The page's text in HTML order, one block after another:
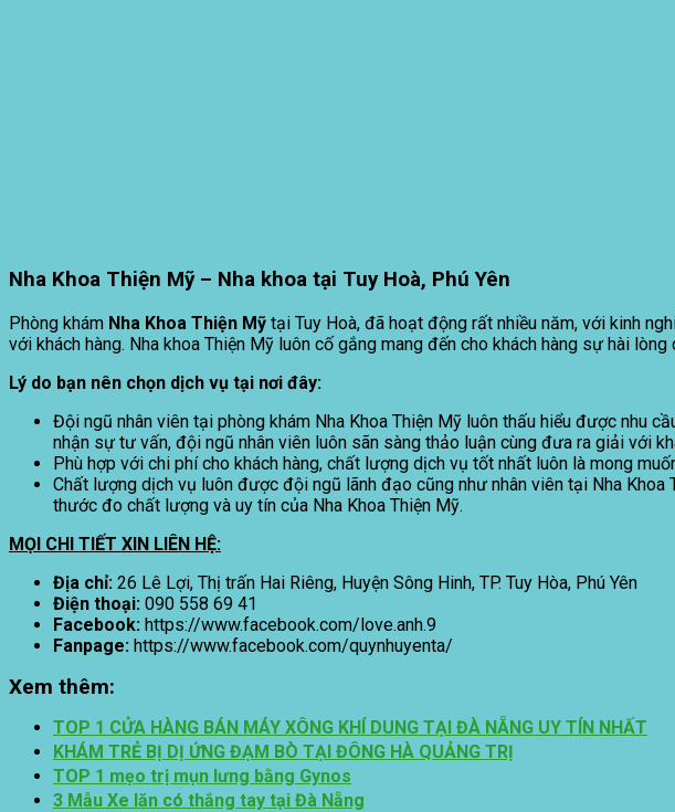
Nha Khoa Thiện Mỹ – Nha khoa tại Tuy Hoà, Phú Yên
Phòng khám Nha Khoa Thiện Mỹ tại Tuy Hoà, đã hoạt động rất nhiều năm, với kinh
với khách hàng. Nha khoa Thiện Mỹ luôn cố gắng mang đến cho khách hàng sự hài
Lý do bạn nên chọn dịch vụ tại nơi đây:
Đội ngũ nhân viên tại phòng khám Nha Khoa Thiện Mỹ luôn thấu hiểu được nhu
nhận sự tư vấn, đội ngũ nhân viên luôn sãn sàng thảo luận cùng đưa ra giải với
Phù hợp với chi phí cho khách hàng, chất lượng dịch vụ tốt nhất luôn là mong
Chất lượng dịch vụ luôn được đội ngũ lãnh đạo cũng như nhân viên tại Nha
thước đo chất lượng và uy tín của Nha Khoa Thiện Mỹ.
MỌI CHI TIẾT XIN LIÊN HỆ:
Địa chỉ: 26 Lê Lợi, Thị trấn Hai Riêng, Huyện Sông Hinh, TP. Tuy Hòa, Phú Yên
Điện thoại: 090 558 69 41
Facebook: https://www.facebook.com/love.anh.9
Fanpage: https://www.facebook.com/quynhuyenta/
Xem thêm:
TOP 1 CỬA HÀNG BÁN MÁY XÔNG KHÍ DUNG TẠI ĐÀ NẴNG UY TÍN NHẤT
KHÁM TRẺ BỊ DỊ ỨNG ĐẠM BÒ TẠI ĐÔNG HÀ QUẢNG TRỊ
TOP 1 mẹo trị mụn lưng bằng Gynos
3 Mẫu Xe lăn có thắng tay tại Đà Nẵng